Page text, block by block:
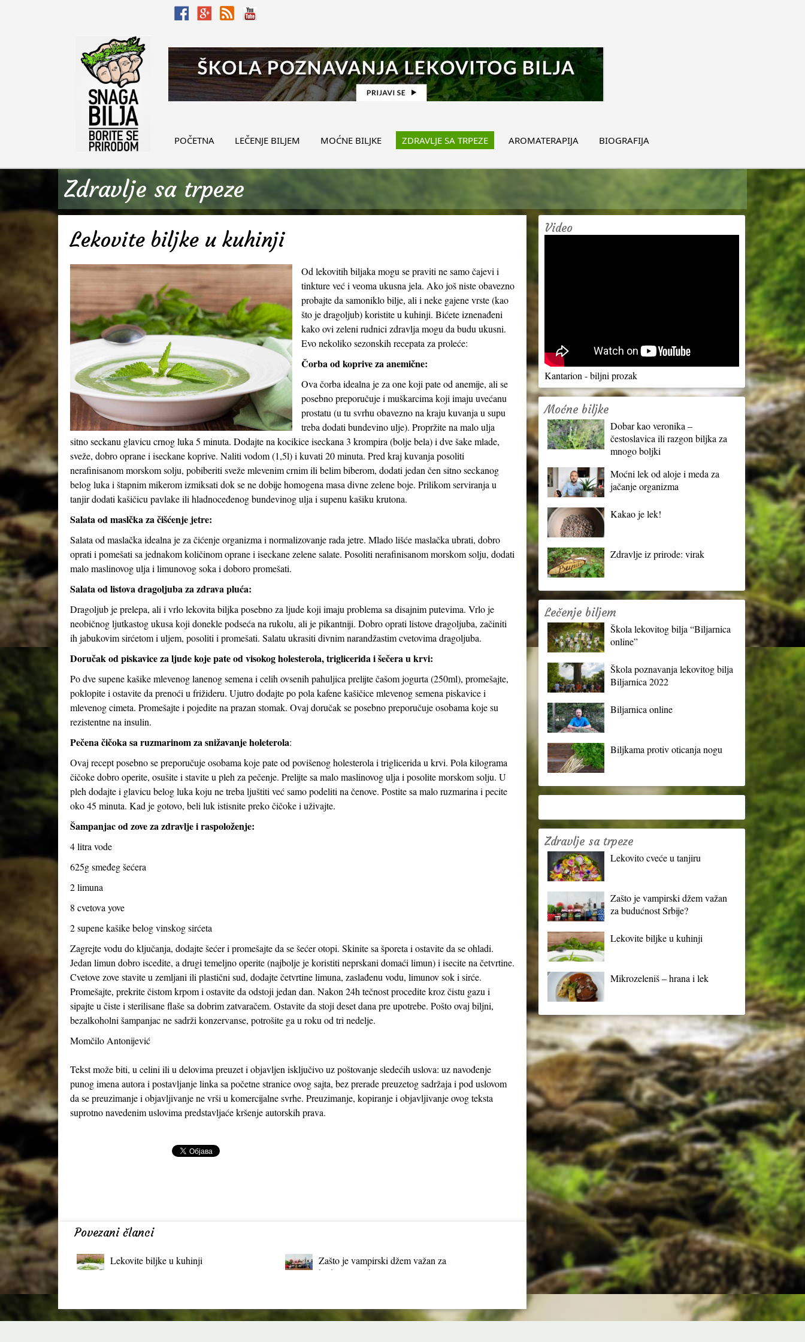
POČETNA LEČENJE BILJEM MOĆNE BILJKE ZDRAVLJE SA TRPEZE AROMATERAPIJA BIOGRAFIJA
Zdravlje sa trpeze
Lekovite biljke u kuhinji
Od lekovitih biljaka mogu se praviti ne samo čajevi i
tinkture već i veoma ukusna jela. Ako još niste obavezno
probajte da samoniklo bilje, ali i neke gajene vrste (kao
što je dragoljub) koristite u kuhinji. Bićete iznenađeni
kako ovi zeleni rudnici zdravlja mogu da budu ukusni.
Evo nekoliko sezonskih recepata za proleće:
Čorba od koprive za anemične:
Ova čorba idealna je za one koji pate od anemije, ali se
posebno preporučuje i muškarcima koji imaju uvećanu
prostatu (u tu svrhu obavezno na kraju kuvanja u supu
treba dodati bundevino ulje). Propržite na malo ulja
sitno seckanu glavicu crnog luka 5 minuta. Dodajte na kocikice iseckana 3 krompira (bolje bela) i dve šake mlade,
sveže, dobro oprane i iseckane koprive. Naliti vodom (1,5l) i kuvati 20 minuta. Pred kraj kuvanja posoliti
nerafinisanom morskom solju, pobiberiti sveže mlevenim crnim ili belim biberom, dodati jedan čen sitno seckanog
belog luka i štapnim mikerom izmiksati dok se ne dobije homogena masa divne zelene boje. Prilikom serviranja u
tanjir dodati kašičicu pavlake ili hladnoceđenog bundevinog ulja i supenu kašiku krutona.
Salata od maslčka za čišćenje jetre:
Salata od maslačka idealna je za čićenje organizma i normalizovanje rada jetre. Mlado lišće maslačka ubrati, dobro
oprati i pomešati sa jednakom količinom oprane i iseckane zelene salate. Posoliti nerafinisanom morskom solju, dodati
malo maslinovog ulja i limunovog soka i doboro promešati.
Salata od listova dragoljuba za zdrava pluća:
Dragoljub je prelepa, ali i vrlo lekovita biljka posebno za ljude koji imaju problema sa disajnim putevima. Vrlo je
neobičnog ljutkastog ukusa koji donekle podseća na rukolu, ali je pikantniji. Dobro oprati listove dragoljuba, začiniti
ih jabukovim sirćetom i uljem, posoliti i promešati. Salatu ukrasiti divnim narandžastim cvetovima dragoljuba.
Doručak od piskavice za ljude koje pate od visokog holesterola, triglicerida i šečera u krvi:
Po dve supene kašike mlevenog lanenog semena i celih ovsenih pahuljica prelijte čašom jogurta (250ml), promešajte,
poklopite i ostavite da prenoći u frižideru. Ujutro dodajte po pola kafene kašičice mlevenog semena piskavice i
mlevenog cimeta. Promešajte i pojedite na prazan stomak. Ovaj doručak se posebno preporučuje osobama koje su
rezistentne na insulin.
Pečena čičoka sa ruzmarinom za snižavanje holeterola:
Ovaj recept posebno se preporučuje osobama koje pate od povišenog holesterola i triglicerida u krvi. Pola kilograma
čičoke dobro operite, osušite i stavite u pleh za pečenje. Prelijte sa malo maslinovog ulja i posolite morskom solju. U
pleh dodajte i glavicu belog luka koju ne treba ljuštiti već samo podeliti na čenove. Postite sa malo ruzmarina i pecite
oko 45 minuta. Kad je gotovo, beli luk istisnite preko čičoke i uživajte.
Šampanjac od zove za zdravlje i raspoloženje:
4 litra vode
625g smeđeg šećera
2 limuna
8 cvetova yove
2 supene kašike belog vinskog sirćeta
Zagrejte vodu do ključanja, dodajte šećer i promešajte da se šećer otopi. Skinite sa šporeta i ostavite da se ohladi.
Jedan limun dobro iscedite, a drugi temeljno operite (najbolje je koristiti neprskani domaći limun) i isecite na četvrtine.
Cvetove zove stavite u zemljani ili plastični sud, dodajte četvrtine limuna, zaslađenu vodu, limunov sok i sirće.
Promešajte, prekrite čistom krpom i ostavite da odstoji jedan dan. Nakon 24h tečnost procedite kroz čistu gazu i
sipajte u čiste i sterilisane flaše sa dobrim zatvaračem. Ostavite da stoji deset dana pre upotrebe. Pošto ovaj biljni,
bezalkoholni šampanjac ne sadrži konzervanse, potrošite ga u roku od tri nedelje.
Momčilo Antonijević
Tekst može biti, u celini ili u delovima preuzet i objavljen isključivo uz poštovanje sledećih uslova: uz navođenje
punog imena autora i postavljanje linka sa početne stranice ovog sajta, bez prerade preuzetog sadržaja i pod uslovom
da se preuzimanje i objavljivanje ne vrši u komercijalne svrhe. Preuzimanje, kopiranje i objavljivanje ovog teksta
suprotno navedenim uslovima predstavljaće kršenje autorskih prava.
Povezani članci
Lekovite biljke u kuhinji
Zašto je vampirski džem važan za
budućnost Srbije?
Video
Kantarion - biljni prozak
Moćne biljke
Dobar kao veronika –
čestoslavica ili razgon biljka za
mnogo boljki
Moćni lek od aloje i meda za
jačanje organizma
Kakao je lek!
Zdravlje iz prirode: virak
Lečenje biljem
Škola lekovitog bilja “Biljarnica
online”
Škola poznavanja lekovitog bilja
Biljarnica 2022
Biljarnica online
Biljkama protiv oticanja nogu
Zdravlje sa trpeze
Lekovito cveće u tanjiru
Zašto je vampirski džem važan
za budućnost Srbije?
Lekovite biljke u kuhinji
Mikrozeleniš – hrana i lek